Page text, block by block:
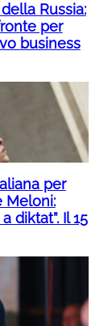
Russia:
per
business
per
Meloni:
diktat”. Il 15